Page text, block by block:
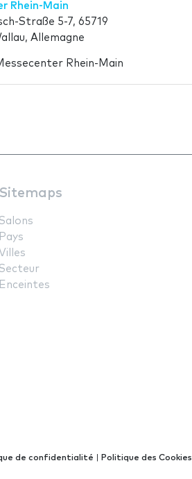
Rhein-Main
Straße 5-7, 65719
Allemagne
Rhein-Main
Sitemaps
Salons
Pays
Villes
Secteur
Enceintes
de confidentialité Politique des Cookies